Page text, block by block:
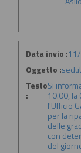
Data invio :
Oggetto :
Testo
:
Si
10.00, la
l'Ufficio
per la
delle
con
del